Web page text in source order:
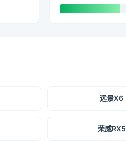
远景X6
荣威RX5